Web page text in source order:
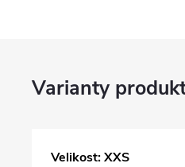
Velikost: XXS